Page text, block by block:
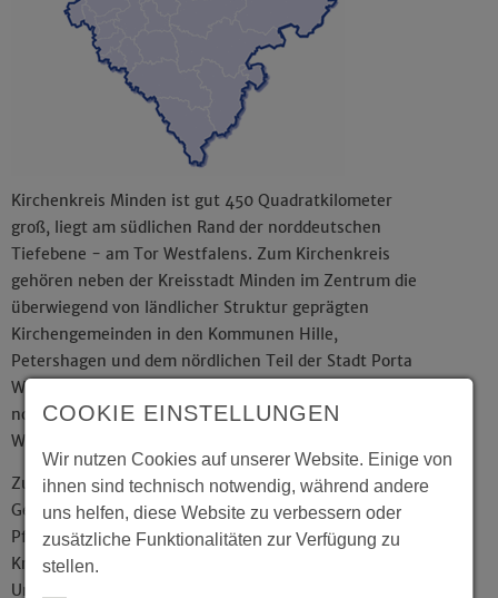
Kirchenkreis Minden ist gut 450 Quadratkilometer
groß, liegt am südlichen Rand der norddeutschen
Tiefebene - am Tor Westfalens. Zum Kirchenkreis
gehören neben der Kreisstadt Minden im Zentrum die
überwiegend von ländlicher Struktur geprägten
Kirchengemeinden in den Kommunen Hille,
Petershagen und dem nördlichen Teil der Stadt Porta
Westfalica. Der Kirchenkreis Minden ist damit der
nordöstliche Zipfel der Evangelischen Kirche von
Westfalen.
Zurzeit hat der Kirchenkreis rund 75.000
Gemeindemitglieder, 23 Kirchengemeinden mit 35
Pfarrstellen (davon 8 im Teilzeitdienst) und 13
Kreispfarrstellen (davon 6 im Teilzeitdienst).
Unterstützt wird die Arbeit von 10 Pfarrerinnen und
COOKIE EINSTELLUNGEN
Wir nutzen Cookies auf unserer Website. Einige von
ihnen sind technisch notwendig, während andere
uns helfen, diese Website zu verbessern oder
zusätzliche Funktionalitäten zur Verfügung zu
stellen.